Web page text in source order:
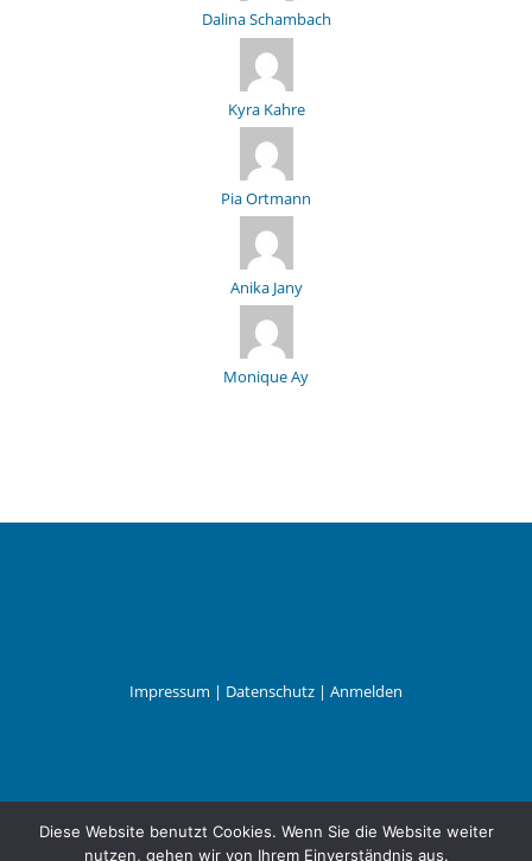
Dalina Schambach
Kyra Kahre
Pia Ortmann
Anika Jany
Monique Ay
Impressum | Datenschutz | Anmelden
Diese Website benutzt Cookies. Wenn Sie die Website weiter
nutzen, gehen wir von Ihrem Einverständnis aus.